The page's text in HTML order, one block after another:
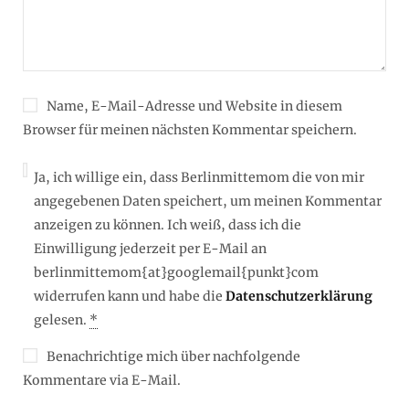
Name, E-Mail-Adresse und Website in diesem
Browser für meinen nächsten Kommentar speichern.
Ja, ich willige ein, dass Berlinmittemom die von mir
angegebenen Daten speichert, um meinen Kommentar
anzeigen zu können. Ich weiß, dass ich die
Einwilligung jederzeit per E-Mail an
berlinmittemom{at}googlemail{punkt}com
widerrufen kann und habe die Datenschutzerklärung
gelesen. *
Benachrichtige mich über nachfolgende
Kommentare via E-Mail.